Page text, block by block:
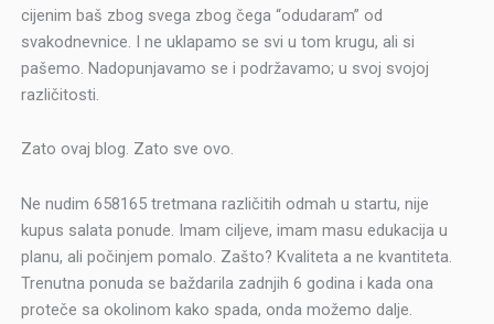
cijenim baš zbog svega zbog čega “odudaram” od
svakodnevnice. I ne uklapamo se svi u tom krugu, ali si
pašemo. Nadopunjavamo se i podržavamo; u svoj svojoj
različitosti.
Zato ovaj blog. Zato sve ovo.
Ne nudim 658165 tretmana različitih odmah u startu, nije
kupus salata ponude. Imam ciljeve, imam masu edukacija u
planu, ali počinjem pomalo. Zašto? Kvaliteta a ne kvantiteta.
Trenutna ponuda se baždarila zadnjih 6 godina i kada ona
proteče sa okolinom kako spada, onda možemo dalje.